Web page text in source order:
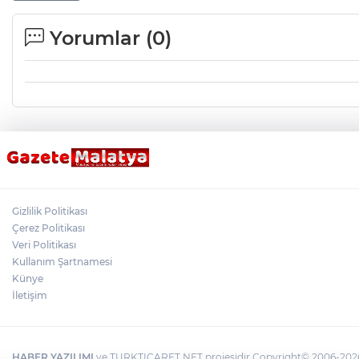
Yorumlar (0)
Gizlilik Politikası
Çerez Politikası
Veri Politikası
Kullanım Şartnamesi
Künye
İletişim